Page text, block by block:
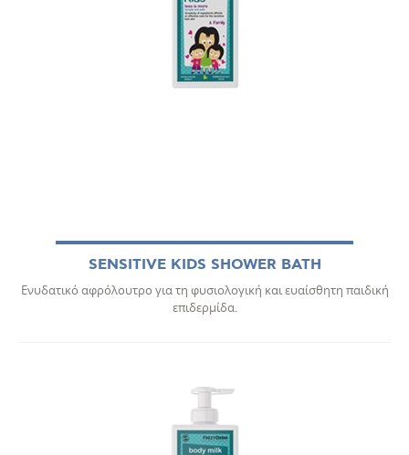
SENSITIVE KIDS SHOWER BATH
Ενυδατικό αφρόλουτρο για τη φυσιολογική και ευαίσθητη παιδική
επιδερμίδα.